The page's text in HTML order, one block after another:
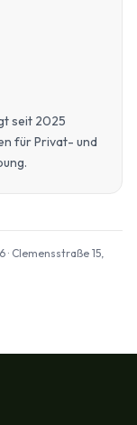
seit 2025
für Privat- und
Clemensstraße 15,